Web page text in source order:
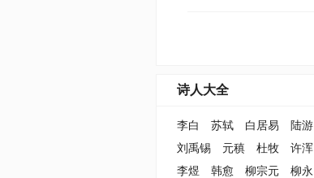
诗人大全
李白 苏轼 白居易 陆游
刘禹锡
元稹 杜牧 许浑
李煜
韩愈 柳宗元 柳永